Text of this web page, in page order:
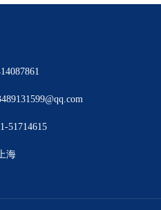
51714615
海